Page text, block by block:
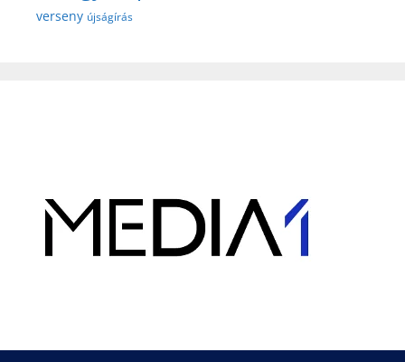
verseny újságírás